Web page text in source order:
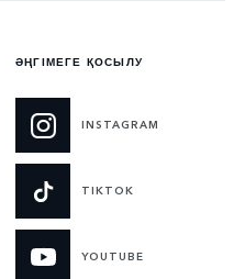
ӘҢГІМЕГЕ ҚОСЫЛУ
INSTAGRAM
TIKTOK
YOUTUBE